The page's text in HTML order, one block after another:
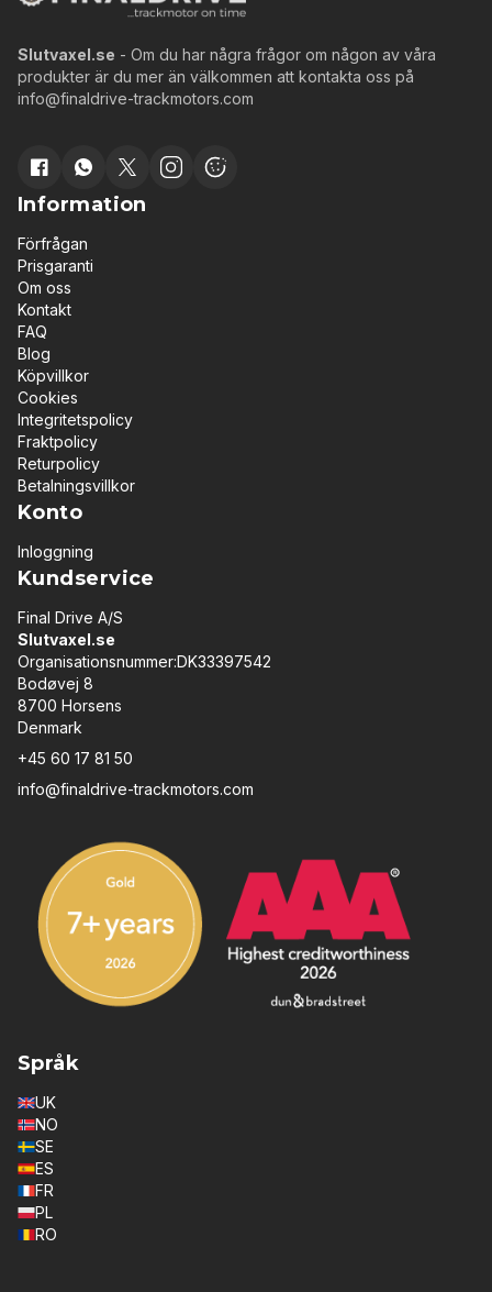
Slutvaxel.se - Om du har några frågor om någon av våra
produkter är du mer än välkommen att kontakta oss på
info@finaldrive-trackmotors.com
Information
Förfrågan
Prisgaranti
Om oss
Kontakt
FAQ
Blog
Köpvillkor
Cookies
Integritetspolicy
Fraktpolicy
Returpolicy
Betalningsvillkor
Konto
Inloggning
Kundservice
Final Drive A/S
Slutvaxel.se
Organisationsnummer:DK33397542
Bodøvej 8
8700 Horsens
Denmark
+45 60 17 81 50
info@finaldrive-trackmotors.com
Språk
UK
NO
SE
ES
FR
PL
RO